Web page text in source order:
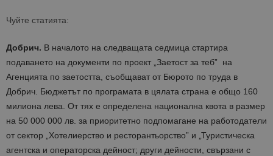
Чуйте статията:
Добрич. В началото на следващата седмица стартира
подаването на документи по проект „Заетост за теб” на
Агенцията по заетостта, съобщават от Бюрото по труда в
Добрич. Бюджетът по програмата в цялата страна е общо 160
милиона лева. От тях е определена национална квота в размер
на 50 000 000 лв. за приоритетно подпомагане на работодатели
от сектор „Хотелиерство и ресторантьорство” и „Туристическа
агентска и операторска дейност; други дейности, свързани с